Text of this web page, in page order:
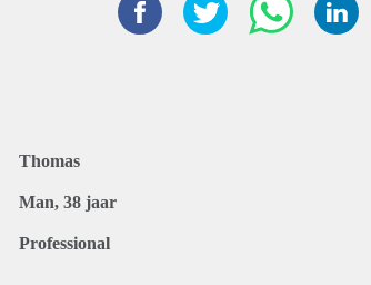
Thomas
Man, 38 jaar
Professional